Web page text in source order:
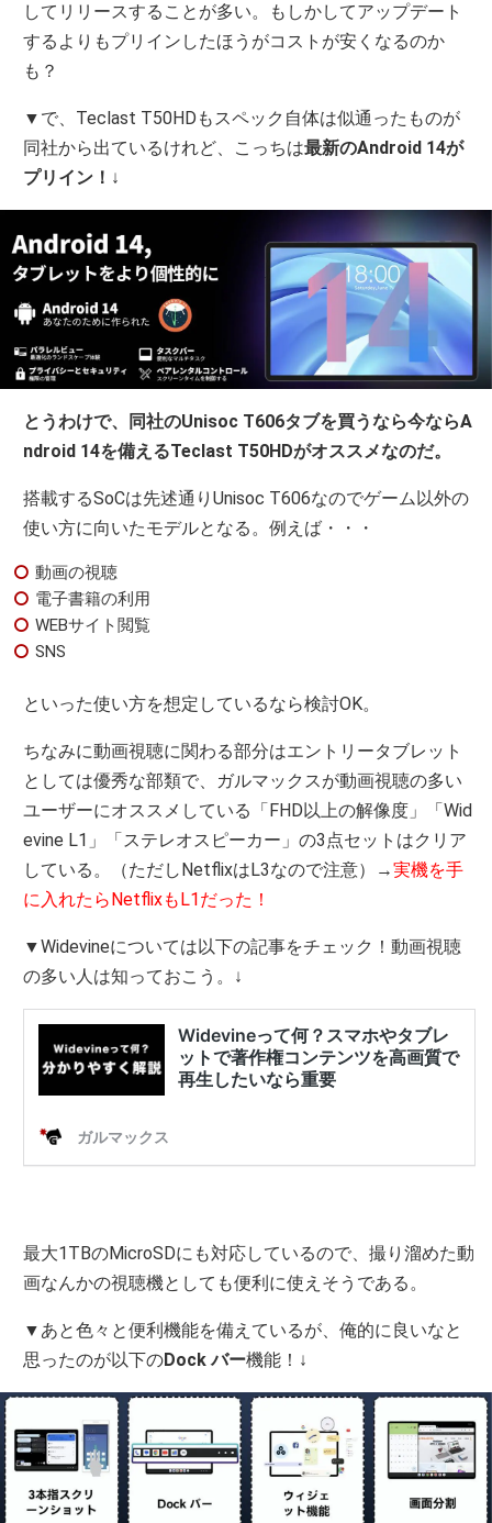
してリリースすることが多い。もしかしてアップデート
するよりもプリインしたほうがコストが安くなるのか
も？
▼で、Teclast T50HDもスペック自体は似通ったものが
同社から出ているけれど、こっちは最新のAndroid 14が
プリイン！ ↓
とうわけで、同社のUnisoc T606タブを買うなら今ならA
ndroid 14を備えるTeclast T50HDがオススメなのだ。
搭載するSoCは先述通りUnisoc T606なのでゲーム以外の
使い方に向いたモデルとなる。例えば・・・
動画の視聴
電子書籍の利用
WEBサイト閲覧
SNS
といった使い方を想定しているなら検討OK。
ちなみに動画視聴に関わる部分はエントリータブレット
としては優秀な部類で、ガルマックスが動画視聴の多い
ユーザーにオススメしている「FHD以上の解像度」「Wid
evine L1」「ステレオスピーカー」の3点セットはクリア
している。（ただしNetflixはL3なので注意）→実機を手
に入れたらNetflixもL1だった！
▼Widevineについては以下の記事をチェック！動画視聴
の多い人は知っておこう。↓
最大1TBのMicroSDにも対応しているので、撮り溜めた動
画なんかの視聴機としても便利に使えそうである。
▼あと色々と便利機能を備えているが、俺的に良いなと
思ったのが以下のDock バー機能！↓